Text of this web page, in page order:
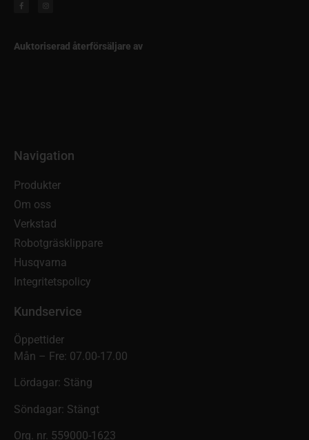
Auktoriserad återförsäljare av
Navigation
Produkter
Om oss
Verkstad
Robotgräsklippare
Husqvarna
Integritetspolicy
Kundservice
Öppettider
Mån – Fre: 07.00-17.00
Lördagar: Stäng
Söndagar: Stängt
Org. nr. 559000-1623